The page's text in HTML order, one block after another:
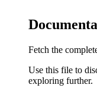
Fetch the
Use this file to
exploring further.